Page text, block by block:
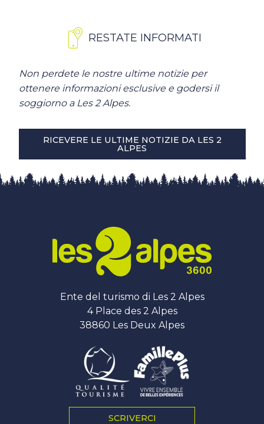
RESTATE INFORMATI
Non perdete le nostre ultime notizie per
ottenere informazioni esclusive e godersi il
soggiorno a Les 2 Alpes.
RICEVERE LE ULTIME NOTIZIE DA LES 2
ALPES
Ente del turismo di Les 2 Alpes
4 Place des 2 Alpes
38860 Les Deux Alpes
SCRIVERCI